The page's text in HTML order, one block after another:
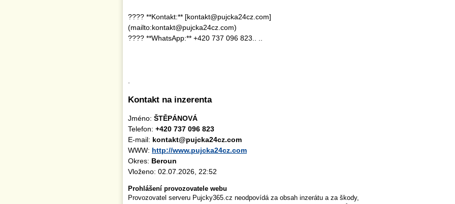
???? **Kontakt:** [kontakt@pujcka24cz.com]
(mailto:kontakt@pujcka24cz.com)
???? **WhatsApp:** +420 737 096 823.. ..
Kontakt na inzerenta
Jméno: ŠTĚPÁNOVÁ
Telefon: +420 737 096 823
E-mail: kontakt@pujcka24cz.com
WWW: http://www.pujcka24cz.com
Okres: Beroun
Vloženo: 02.07.2026, 22:52
Prohlášení provozovatele webu
Provozovatel serveru Pujcky365.cz neodpovídá za obsah inzerátu a za škody,